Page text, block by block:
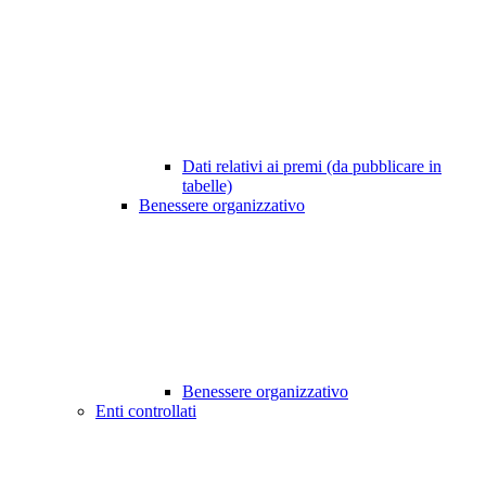
Dati relativi ai premi (da pubblicare in
tabelle)
Benessere organizzativo
Benessere organizzativo
Enti controllati